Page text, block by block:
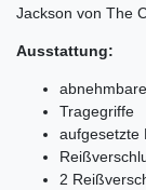
Jackson von The
Ausstattung:
Tragegriffe
aufgesetzte
2